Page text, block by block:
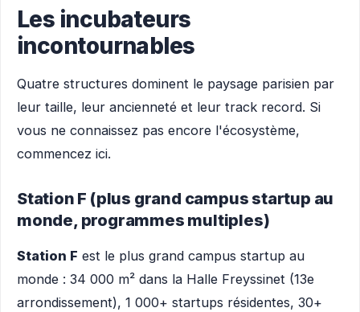
Les incubateurs
incontournables
Quatre structures dominent le paysage parisien par
leur taille, leur ancienneté et leur track record. Si
vous ne connaissez pas encore l'écosystème,
commencez ici.
Station F (plus grand campus startup au
monde, programmes multiples)
Station F est le plus grand campus startup au
monde : 34 000 m² dans la Halle Freyssinet (13e
arrondissement), 1 000+ startups résidentes, 30+